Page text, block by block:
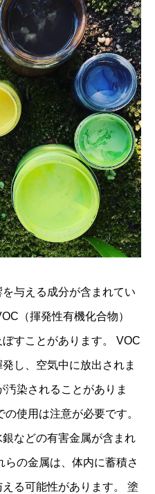
与える成分が含まれてい
（揮発性有機化合物）
すことがあります。 VOC
し、空気中に放出されま
染されることがありま
使用は注意が必要です。
などの有害金属が含まれ
の金属は、体内に蓄積さ
る可能性があります。 塗